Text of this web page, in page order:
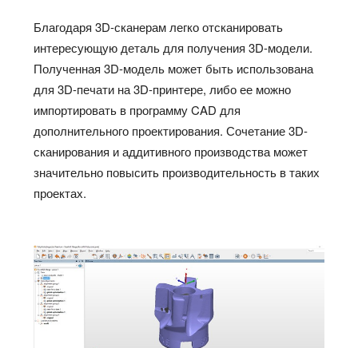
Благодаря 3D-сканерам легко отсканировать
интересующую деталь для получения 3D-модели.
Полученная 3D-модель может быть использована
для 3D-печати на 3D-принтере, либо ее можно
импортировать в программу CAD для
дополнительного проектирования. Сочетание 3D-
сканирования и аддитивного производства может
значительно повысить производительность в таких
проектах.